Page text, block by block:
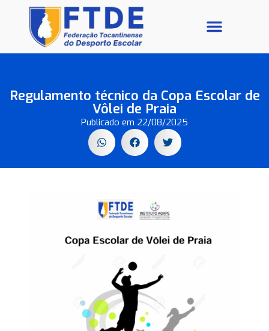
Regulamento técnico da Copa Escolar de
Vôlei de Praia
Publicado em 22/08/2025